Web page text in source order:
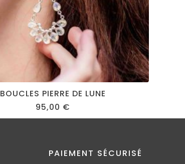
BOUCLES PIERRE DE LUNE
95,00 €
PAIEMENT SÉCURISÉ